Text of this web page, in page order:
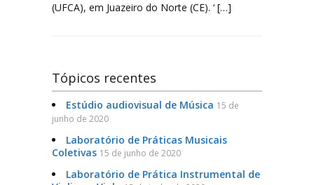
(UFCA), em Juazeiro do Norte (CE). ‘ […]
Tópicos recentes
Estúdio audiovisual de Música 15 de
junho de 2020
Laboratório de Práticas Musicais
Coletivas 15 de junho de 2020
Laboratório de Prática Instrumental de